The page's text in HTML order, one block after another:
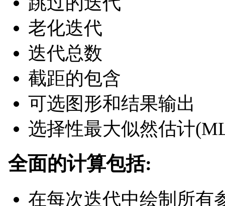
老化迭代
迭代总数
截距的包含
可选图形和结果输出
选择性最大似然估计
全面的计算包括:
在每次迭代中绘制所有